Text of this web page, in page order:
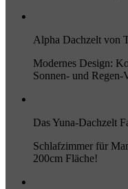
Alpha Dachzelt von
Modernes Design:
Sonnen- und
Das Yuna-Dachzelt
Schlafzimmer für
200cm Fläche!